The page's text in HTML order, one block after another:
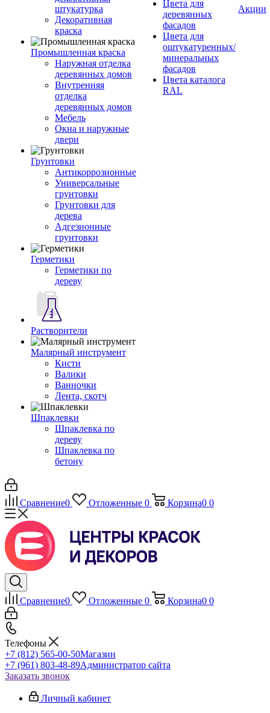
штукатурка
Декоративная
краска
Промышленная краска
Наружная отделка
деревянных домов
Внутренняя
отделка
деревянных домов
Мебель
Окна и наружные
двери
Грунтовки
Антикоррозионные
Универсальные
грунтовки
Грунтовки для
дерева
Адгезионные
грунтовки
Герметики
Герметики по
дереву
Растворители
Малярный инструмент
Кисти
Валики
Ванночки
Лента, скотч
Шпаклевки
Шпаклевка по
дереву
Шпаклевка по
бетону
Цвета для
деревянных
фасадов
Цвета для
оштукатуренных/
минеральных
фасадов
Цвета каталога
RAL
Акции
Сравнение0 Отложенные 0 Корзина0 0
Сравнение0 Отложенные 0 Корзина0 0
Телефоны
+7 (812) 565-00-50Магазин
+7 (961) 803-48-89Администратор сайта
Заказать звонок
Личный кабинет